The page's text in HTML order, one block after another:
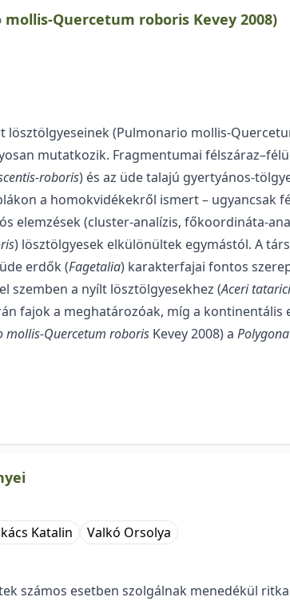
Quercetum roboris Kevey 2008)
lösztölgyeseinek (Pulmonario mollis-
mutatkozik. Fragmentumai
ro­boris) és az üde talajú gyertyános-
a homokvidékekről ismert – ugyancsak
elemzések (cluster-analízis, főkoordináta-
) lösztölgyesek elkülönültek egymástól. A
erdők (Fagetalia) karakterfajai fontos
szem­ben a nyílt lösztölgyesek­hez (Aceri
fajok a meghatározóak, míg a
mollis-Quercetum robo­ris Kevey 2008) a
Katalin Valkó Orsolya
számos esetben szolgálnak menedékül